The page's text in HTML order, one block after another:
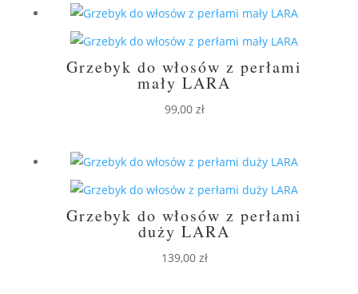
Grzebyk do włosów z perłami
mały LARA
99,00 zł
Grzebyk do włosów z perłami
duży LARA
139,00 zł